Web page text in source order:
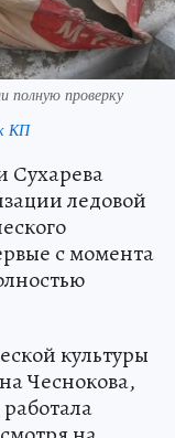
полную проверку
КП
Сухарева
ледовой
с момента
культуры
Чеснокова,